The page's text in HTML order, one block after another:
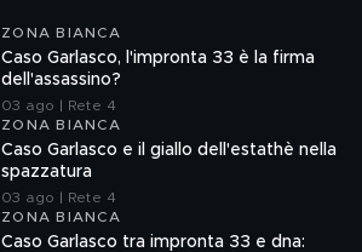
ZONA BIANCA
Caso Garlasco, l'impronta 33 è la firma
dell'assassino?
03 ago | Rete 4
ZONA BIANCA
Caso Garlasco e il giallo dell'estathè nella
spazzatura
03 ago | Rete 4
ZONA BIANCA
Caso Garlasco tra impronta 33 e dna: